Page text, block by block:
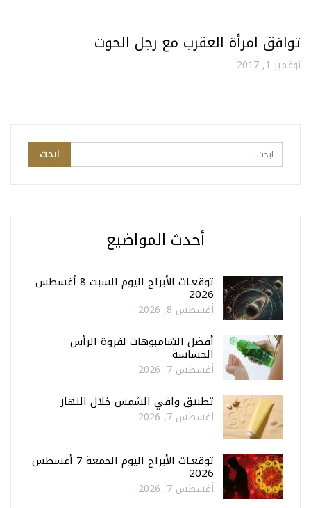
توافق امرأة العقرب مع رجل الحوت
نوفمبر 1, 2017
أحدث المواضيع
توقعـات الأبراج اليوم السبت 8 أغسطس
2026
أغسطس 8, 2026
أفضل الشامبوهات لفروة الرأس
الحساسة
أغسطس 7, 2026
تطبيق واقي الشمس خلال النهار
أغسطس 7, 2026
توقعـات الأبراج اليوم الجمعة 7 أغسطس
2026
أغسطس 7, 2026